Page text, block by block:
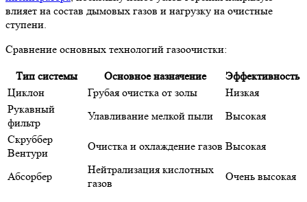
влияет на состав дымовых газов и нагрузку на очистные
ступени.
Сравнение основных технологий газоочистки:
Тип системы Основное назначение
Эффективность
Циклон
Грубая очистка от золы
Низкая
Рукавный
фильтр
Улавливание мелкой пыли
Высокая
Скруббер
Вентури
Очистка и охлаждение газов Высокая
Абсорбер
Нейтрализация кислотных
газов
Очень высокая